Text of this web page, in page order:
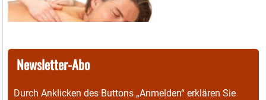
Newsletter-Abo
Durch Anklicken des Buttons „Anmelden“ erklären Sie